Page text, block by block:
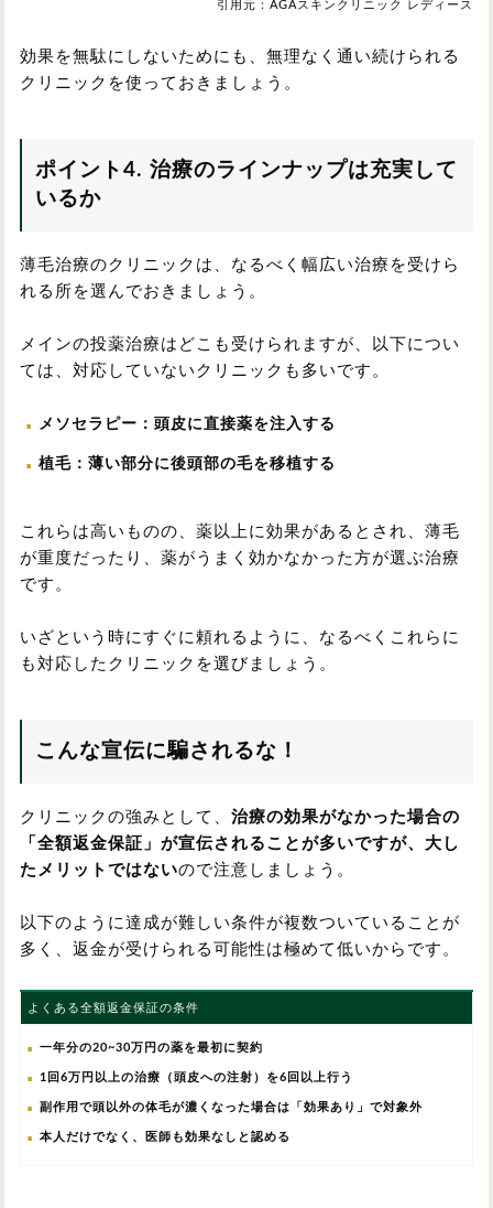
引用元：AGAスキンクリニック レディース
効果を無駄にしないためにも、無理なく通い続けられる
クリニックを使っておきましょう。
ポイント4. 治療のラインナップは充実して
いるか
薄毛治療のクリニックは、なるべく幅広い治療を受けら
れる所を選んでおきましょう。
メインの投薬治療はどこも受けられますが、以下につい
ては、対応していないクリニックも多いです。
メソセラピー：頭皮に直接薬を注入する
植毛：薄い部分に後頭部の毛を移植する
これらは高いものの、薬以上に効果があるとされ、薄毛
が重度だったり、薬がうまく効かなかった方が選ぶ治療
です。
いざという時にすぐに頼れるように、なるべくこれらに
も対応したクリニックを選びましょう。
こんな宣伝に騙されるな！
クリニックの強みとして、 治療の効果がなかった場合の
「全額返金保証」が宣伝されることが多いですが、大し
たメリットではないので注意しましょう。
以下のように達成が難しい条件が複数ついていることが
多く、返金が受けられる可能性は極めて低いからです。
よくある全額返金保証の条件
一年分の20~30万円の薬を最初に契約
1回6万円以上の治療（頭皮への注射）を6回以上行う
副作用で頭以外の体毛が濃くなった場合は「効果あり」で対象外
本人だけでなく、医師も効果なしと認める